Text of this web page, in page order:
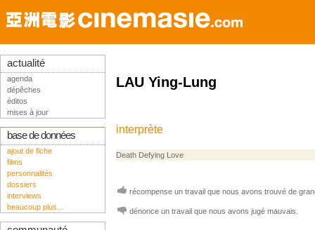
LAU Ying-Lung
interprète
Death Defying Love
récompense un travail que nous avons trouvé de
dénonce un travail que nous avons jugé mauvais.
actualité
agenda
dépêches
éditos
mises à jour
base de données
ajout de fiche
films
personnalités
dossiers
interviews
beaucoup plus...